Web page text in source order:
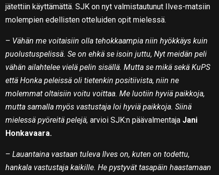
jätettiin käyttämättä. SJK on nyt valmistautunut Ilves-matsiin
molempien edellisten otteluiden opit mielessä.
– Vähän me voitaisiin olla tehokkaampia niin hyökkäys kuin
puolustuspelissä. Se on ehkä se isoin juttu, Nyt meidän peli
vähän ailahtelee vielä pelin sisällä. Mutta se mikä sekä KuPS
että Honka peleissä oli tietenkin positiivista, niin ne
molemmat oltaisiin voitu voittaa. Me luotiin hyviä paikkoja,
mutta samalla myös vastustaja loi hyviä paikkoja. Siinä
mielessä pyöreitä pelejä, arvioi SJK:n päävalmentaja Jani
Honkavaara.
–Lauantaina vastaan tuleva Ilves on, kuten on todettu,
hankala vastustaja kaikille. He pystyvät tasapäin haastamaan